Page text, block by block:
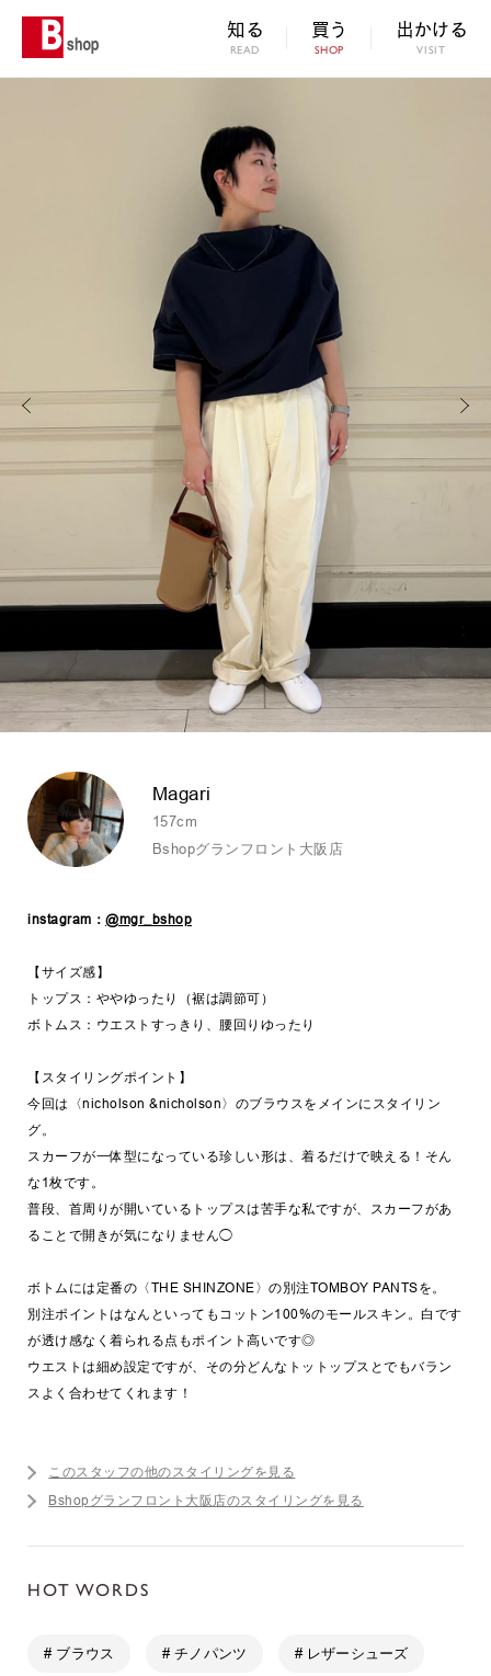
知る
READ
買う
SHOP
出かける
VISIT
Magari
157cm
Bshopグランフロント大阪店
instagram： @mgr_bshop
【サイズ感】
トップス：ややゆったり（裾は調節可）
ボトムス：ウエストすっきり、腰回りゆったり
【スタイリングポイント】
今回は〈nicholson &nicholson〉のブラウスをメインにスタイリン
グ。
スカーフが一体型になっている珍しい形は、着るだけで映える！そん
な1枚です。
普段、首周りが開いているトップスは苦手な私ですが、スカーフがあ
ることで開きが気になりません◯
ボトムには定番の〈THE SHINZONE〉の別注TOMBOY PANTSを。
別注ポイントはなんといってもコットン100%のモールスキン。白です
が透け感なく着られる点もポイント高いです◎
ウエストは細め設定ですが、その分どんなトットップスとでもバラン
スよく合わせてくれます！
このスタッフの他のスタイリングを見る
Bshopグランフロント大阪店のスタイリングを見る
HOT WORDS
# ブラウス # チノパンツ # レザーシューズ